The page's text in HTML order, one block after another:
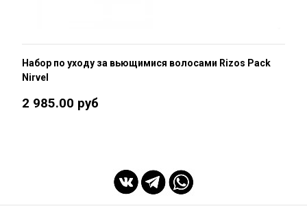
Набор по уходу за вьющимися волосами Rizos Pack
Nirvel
2 985.00 руб